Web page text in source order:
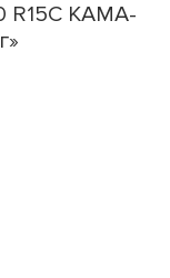
R15C КАМА-